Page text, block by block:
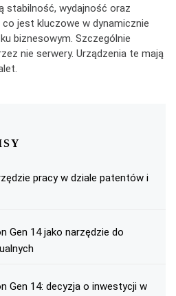
stabilność, wydajność oraz
jest kluczowe w dynamicznie
biznesowym. Szczególnie
nie serwery. Urządzenia te mają
pracy w dziale patentów i
Gen 14 jako narzędzie do
Gen 14: decyzja o inwestycji w